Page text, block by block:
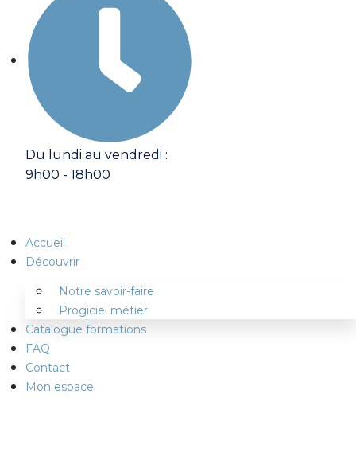
Du lundi au vendredi :
9h00 - 18h00
Accueil
Découvrir
Notre savoir-faire
Progiciel métier
Catalogue formations
FAQ
Contact
Mon espace